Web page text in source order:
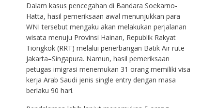
Dalam kasus pencegahan di Bandara Soekarno-
Hatta, hasil pemeriksaan awal menunjukkan para
WNI tersebut mengaku akan melakukan perjalanan
wisata menuju Provinsi Hainan, Republik Rakyat
Tiongkok (RRT) melalui penerbangan Batik Air rute
Jakarta–Singapura. Namun, hasil pemeriksaan
petugas imigrasi menemukan 31 orang memiliki visa
kerja Arab Saudi jenis single entry dengan masa
berlaku 90 hari.